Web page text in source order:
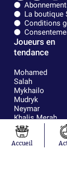
La boutique
Conditions
Joueurs en
tendance
Mohamed
Salah
Mykhailo
Mudryk
Neymar
Khalis Merah
Loïs Openda
Moussa
Niakhaté
Accueil